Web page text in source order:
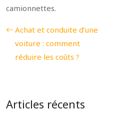
camionnettes.
Achat et conduite d’une
voiture : comment
réduire les coûts ?
Articles récents